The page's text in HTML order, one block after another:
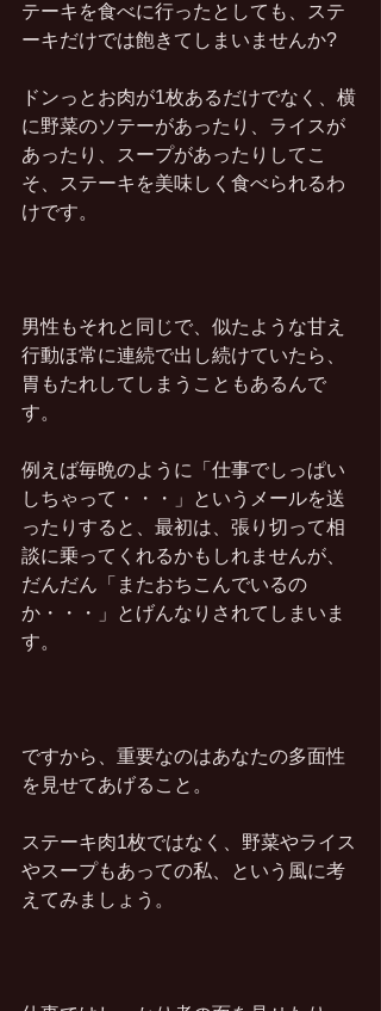
テーキを食べに行ったとしても、ステ
ーキだけでは飽きてしまいませんか?
ドンっとお肉が1枚あるだけでなく、横
に野菜のソテーがあったり、ライスが
あったり、スープがあったりしてこ
そ、ステーキを美味しく食べられるわ
けです。
男性もそれと同じで、似たような甘え
行動ほ常に連続で出し続けていたら、
胃もたれしてしまうこともあるんで
す。
例えば毎晩のように「仕事でしっぱい
しちゃって・・・」というメールを送
ったりすると、最初は、張り切って相
談に乗ってくれるかもしれませんが、
だんだん「またおちこんでいるの
か・・・」とげんなりされてしまいま
す。
ですから、重要なのはあなたの多面性
を見せてあげること。
ステーキ肉1枚ではなく、野菜やライス
やスープもあっての私、という風に考
えてみましょう。